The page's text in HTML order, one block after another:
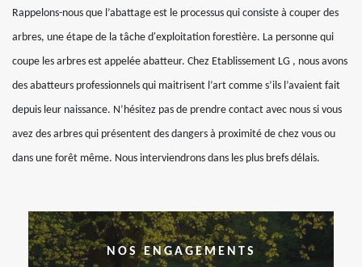
Rappelons-nous que l’abattage est le processus qui consiste à couper des
arbres, une étape de la tâche d'exploitation forestière. La personne qui
coupe les arbres est appelée abatteur. Chez Etablissement LG , nous avons
des abatteurs professionnels qui maitrisent l’art comme s’ils l’avaient fait
depuis leur naissance. N’hésitez pas de prendre contact avec nous si vous
avez des arbres qui présentent des dangers à proximité de chez vous ou
dans une forêt même. Nous interviendrons dans les plus brefs délais.
NOS ENGAGEMENTS